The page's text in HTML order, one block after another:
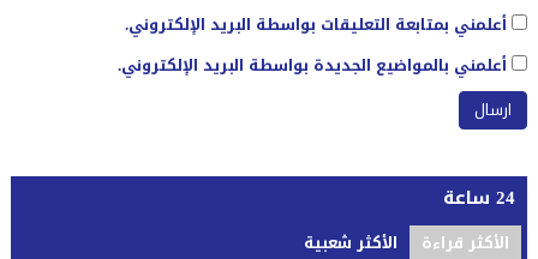
أعلمني بمتابعة التعليقات بواسطة البريد الإلكتروني.
أعلمني بالمواضيع الجديدة بواسطة البريد الإلكتروني.
24 ساعة
الأكثر قراءة الأكثر شعبية